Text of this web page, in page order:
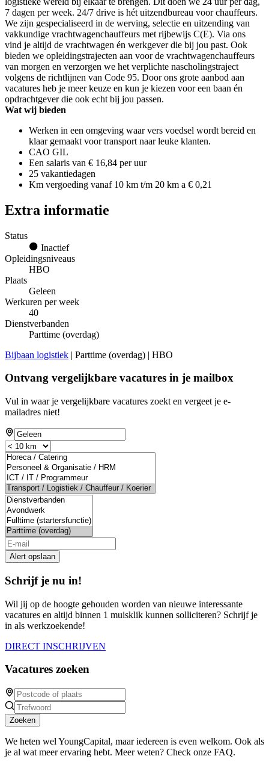
7 dagen per week. 24/7 drive is hét uitzendbureau voor chauffeurs.
We zijn gespecialiseerd in de werving, selectie en uitzending van
vakkundige vrachtwagenchauffeurs met rijbewijs C(E). Via ons
vind je altijd de vrachtwagen én werkgever die bij jou past. Ook
bieden we opleidingstrajecten aan voor de vrachtwagenchauffeurs
van morgen en verzorgen we het verplichte nascholingstraject
volgens de richtlijnen van Code 95. Door ons grote aanbod aan
vacatures heb je meer keuze en kun je kiezen voor een baan én
opdrachtgever die ook echt bij jou passen.
Wat wij bieden
Werken in een omgeving waar vers voedsel wordt bereid en
klaar gemaakt voor transport naar leuke klanten.
CAO GIL
Een salaris van € 16,84 per uur
25 vakantiedagen
Km vergoeding vanaf 10 km t/m 20 km a € 0,21
Extra informatie
Status
Inactief
Opleidingsniveaus
HBO
Plaats
Geleen
Werkuren per week
40
Dienstverbanden
Parttime (overdag)
Bijbaan logistiek | Parttime (overdag) | HBO
Ontvang vergelijkbare vacatures in je mailbox
Vul in waar je vergelijkbare vacatures zoekt en vergeet je e-
mailadres niet!
Alert opslaan
Schrijf je nu in!
Wil jij op de hoogte gehouden worden van nieuwe interessante
vacatures en altijd binnen 1 muisklik kunnen solliciteren? Schrijf je
in als werkzoekende!
DIRECT INSCHRIJVEN
Vacatures zoeken
Zoeken
We heten wel YoungCapital, maar iedereen is even welkom. Ook als
je al wat meer ervaring hebt. Meer weten? Check onze FAQ.